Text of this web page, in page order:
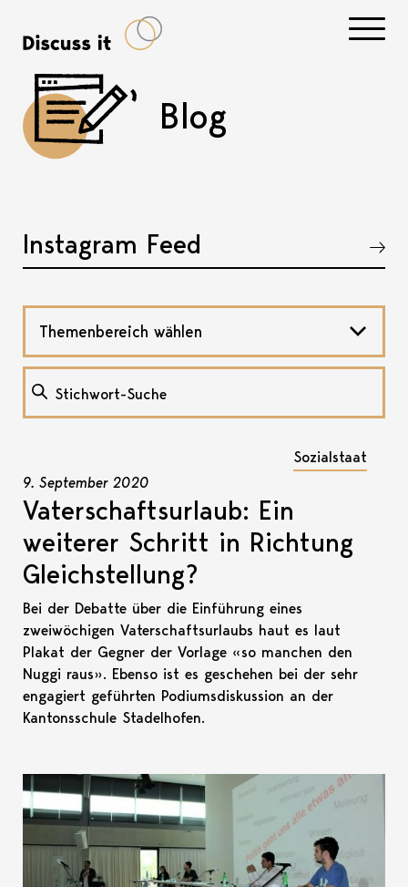
Blog
Instagram Feed
Akkordeon öffnen, bzw. schliessen
Themenbereich wählen
Sozialstaat
9. September 2020
Vaterschaftsurlaub: Ein
weiterer Schritt in Richtung
Gleichstellung?
Bei der Debatte über die Einführung eines
zweiwöchigen Vaterschaftsurlaubs haut es laut
Plakat der Gegner der Vorlage «so manchen den
Nuggi raus». Ebenso ist es geschehen bei der sehr
engagiert geführten Podiumsdiskussion an der
Kantonsschule Stadelhofen.